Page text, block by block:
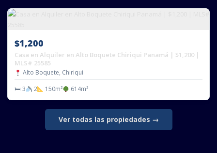
$1,200
Casa en Alquiler en Alto Boquete Chiriqui Panamá | $1,200 |
MLS# 25585
Alto Boquete, Chiriqui
🛏 3
2 150m² 614m²
Ver todas las propiedades →